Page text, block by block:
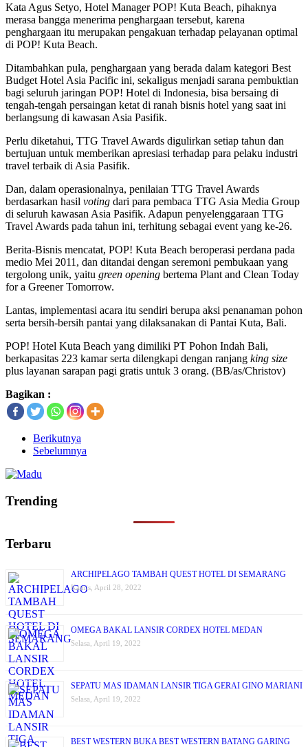
Kata Agus Setyo, Hotel Manager POP! Kuta Beach, pihaknya
merasa bangga menerima penghargaan tersebut, karena
penghargaan itu merupakan pengakuan terhadap pelayanan optimal
di POP! Kuta Beach.
Ditambahkan pula, penghargaan yang berada dalam kategori Best
Budget Hotel Asia Pacific ini, sekaligus menjadi sarana pembuktian
bagi seluruh jaringan POP! Hotel di Indonesia, bisa bersaing di
tengah-tengah persaingan ketat di ranah bisnis hotel yang saat ini
berlangsung di kawasan Asia Pasifik.
Perlu diketahui, TTG Travel Awards digulirkan setiap tahun dan
bertujuan untuk memberikan apresiasi terhadap para pelaku industri
travel terbaik di Asia Pasifik.
Dan, dalam operasionalnya, penilaian TTG Travel Awards
berdasarkan hasil voting dari para pembaca TTG Asia Media Group
di seluruh kawasan Asia Pasifik. Adapun penyelenggaraan TTG
Travel Awards pada tahun ini, terhitung sebagai event yang ke-26.
Berita-Bisnis mencatat, POP! Kuta Beach beroperasi perdana pada
medio Mei 2011, dan ditandai dengan seremoni pembukaan yang
tergolong unik, yaitu green opening bertema Plant and Clean Today
for a Greener Tomorrow.
Lantas, implementasi acara itu sendiri berupa aksi penanaman pohon
serta bersih-bersih pantai yang dilaksanakan di Pantai Kuta, Bali.
POP! Hotel Kuta Beach yang dimiliki PT Pohon Indah Bali,
berkapasitas 223 kamar serta dilengkapi dengan ranjang king size
plus layanan sarapan pagi gratis untuk 3 orang. (BB/as/Christov)
Bagikan :
Berikutnya
Sebelumnya
Trending
Terbaru
ARCHIPELAGO TAMBAH QUEST HOTEL DI SEMARANG
Kamis, April 28, 2022
OMEGA BAKAL LANSIR CORDEX HOTEL MEDAN
Selasa, April 19, 2022
SEPATU MAS IDAMAN LANSIR TIGA GERAI GINO MARIANI
Selasa, April 19, 2022
BEST WESTERN BUKA BEST WESTERN BATANG GARING